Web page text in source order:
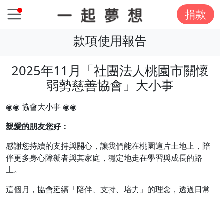
捐款
款項使用報告
2025年11月「社團法人桃園市關懷
弱勢慈善協會」大小事
◉◉ 協會大小事 ◉◉
親愛的朋友您好：
感謝您持續的支持與關心，讓我們能在桃園這片土地上，陪
伴更多身心障礙者與其家庭，穩定地走在學習與成長的路
上。
這個月，協會延續「陪伴、支持、培力」的理念，透過日常